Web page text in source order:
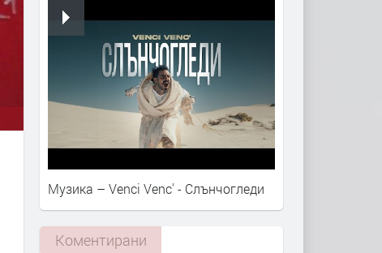
Музика – Venci Venc' - Слънчогледи
Коментирани